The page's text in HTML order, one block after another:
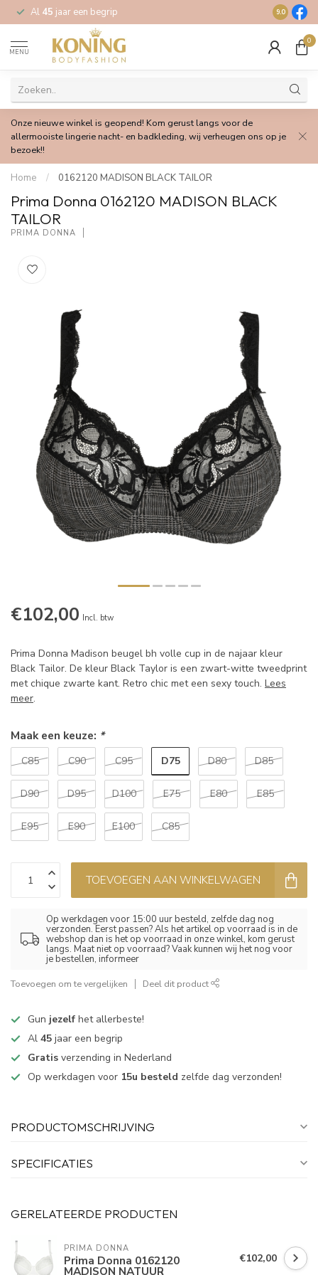
Al 45 jaar een begrip Gratis
9.0
MENU
0
Onze nieuwe winkel is geopend! Kom gerust langs voor de
allermooiste lingerie nacht- en badkleding, wij verheugen ons op je
bezoek!!
Home / 0162120 MADISON BLACK TAILOR
Prima Donna 0162120 MADISON BLACK
TAILOR
PRIMA DONNA
€102,00 Incl. btw
Prima Donna Madison beugel bh volle cup in de najaar kleur
Black Tailor. De kleur Black Taylor is een zwart-witte tweedprint
met chique zwarte kant. Retro chic met een sexy touch. Lees
meer.
Maak een keuze: *
C85 C90 C95 D75 D80 D85
D90 D95 D100 E75 E80 E85
E95 E90 E100 C85
TOEVOEGEN AAN WINKELWAGEN
Op werkdagen voor 15:00 uur besteld, zelfde dag nog
verzonden. Eerst passen? Als het artikel op voorraad is in de
webshop dan is het op voorraad in onze winkel, kom gerust
langs. Maat niet op voorraad? Vaak kunnen wij het nog voor
je bestellen, informeer
Toevoegen om te vergelijken Deel dit product
Gun jezelf het allerbeste!
Al 45 jaar een begrip
Gratis verzending in Nederland
Op werkdagen voor 15u besteld zelfde dag verzonden!
PRODUCTOMSCHRIJVING
SPECIFICATIES
GERELATEERDE PRODUCTEN
PRIMA DONNA
Prima Donna 0162120
MADISON NATUUR
€102,00